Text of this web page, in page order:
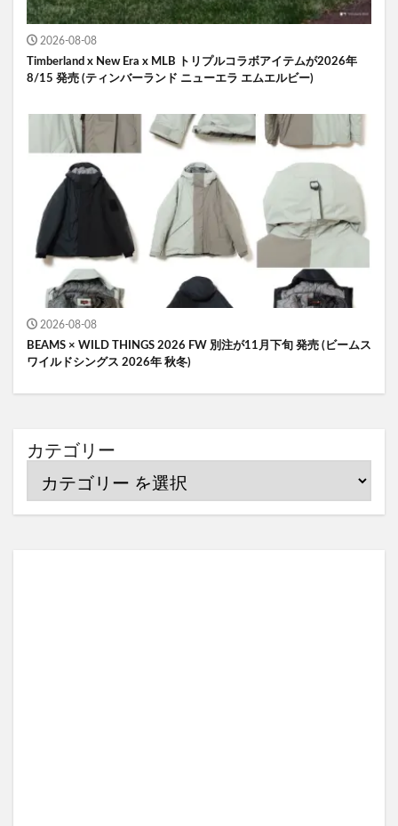
2026-08-08
Timberland x New Era x MLB トリプルコラボアイテムが2026年
8/15 発売 (ティンバーランド ニューエラ エムエルビー)
2026-08-08
BEAMS × WILD THINGS 2026 FW 別注が11月下旬 発売 (ビームス
ワイルドシングス 2026年 秋冬)
カテゴリー